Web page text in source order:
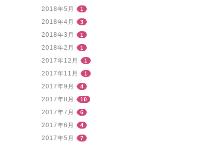
2018年5月 1
2018年4月 3
2018年3月 1
2018年2月 1
2017年12月 1
2017年11月 1
2017年9月 4
2017年8月 10
2017年7月 6
2017年6月 4
2017年5月 7